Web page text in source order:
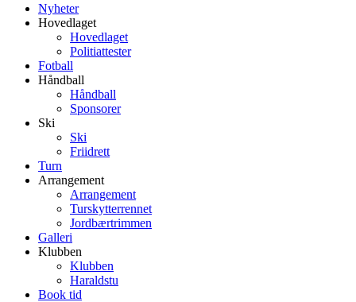
Nyheter
Hovedlaget
Hovedlaget
Politiattester
Fotball
Håndball
Håndball
Sponsorer
Ski
Ski
Friidrett
Turn
Arrangement
Arrangement
Turskytterrennet
Jordbærtrimmen
Galleri
Klubben
Klubben
Haraldstu
Book tid